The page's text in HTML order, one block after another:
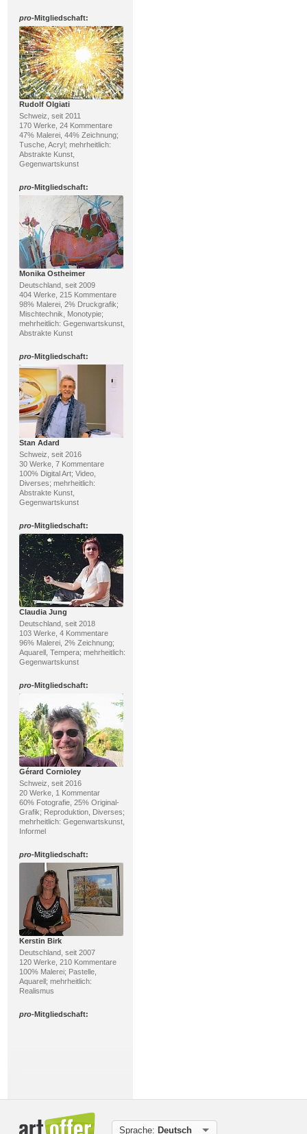
pro-Mitgliedschaft:
Rudolf Olgiati
Schweiz, seit 2011
170 Werke, 24 Kommentare
47% Malerei, 44% Zeichnung;
Tusche, Acryl; mehrheitlich:
Abstrakte Kunst,
Gegenwartskunst
pro-Mitgliedschaft:
Monika Ostheimer
Deutschland, seit 2009
404 Werke, 215 Kommentare
98% Malerei, 2% Druckgrafik;
Mischtechnik, Monotypie;
mehrheitlich: Gegenwartskunst,
Abstrakte Kunst
pro-Mitgliedschaft:
Stan Adard
Schweiz, seit 2016
30 Werke, 7 Kommentare
100% Digital Art; Video,
Diverses; mehrheitlich:
Abstrakte Kunst,
Gegenwartskunst
pro-Mitgliedschaft:
Claudia Jung
Deutschland, seit 2018
103 Werke, 4 Kommentare
96% Malerei, 2% Zeichnung;
Aquarell, Tempera; mehrheitlich:
Gegenwartskunst
pro-Mitgliedschaft:
Gérard Cornioley
Schweiz, seit 2016
20 Werke, 1 Kommentar
60% Fotografie, 25% Original-
Grafik; Reproduktion, Diverses;
mehrheitlich: Gegenwartskunst,
Informel
pro-Mitgliedschaft:
Kerstin Birk
Deutschland, seit 2007
120 Werke, 210 Kommentare
100% Malerei; Pastelle,
Aquarell; mehrheitlich:
Realismus
pro-Mitgliedschaft:
Rüdiger Philipp Sprache: Deutsch